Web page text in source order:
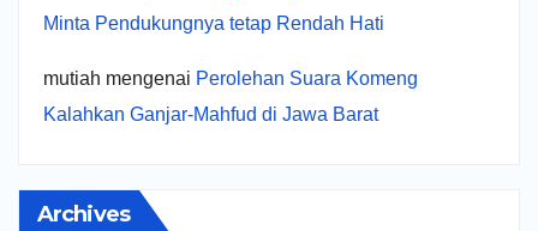
Minta Pendukungnya tetap Rendah Hati
mutiah mengenai Perolehan Suara Komeng
Kalahkan Ganjar-Mahfud di Jawa Barat
Archives